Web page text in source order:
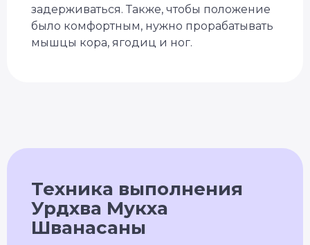
задерживаться. Также, чтобы положение
было комфортным, нужно прорабатывать
мышцы кора, ягодиц и ног.
Техника выполнения
Урдхва Мукха
Шванасаны